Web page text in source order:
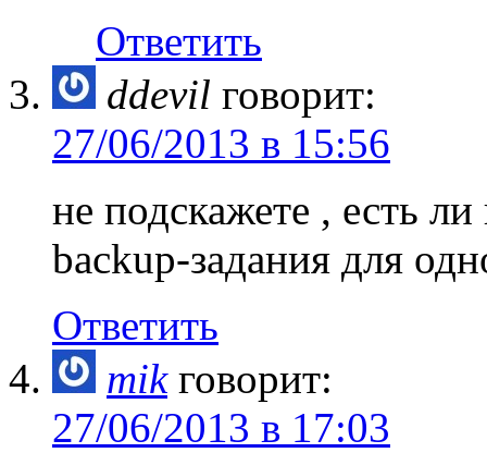
Ответить
ddevil говорит:
27/06/2013 в 15:56
не подскажете , есть
backup-задания для
Ответить
mik говорит:
27/06/2013 в 17:03